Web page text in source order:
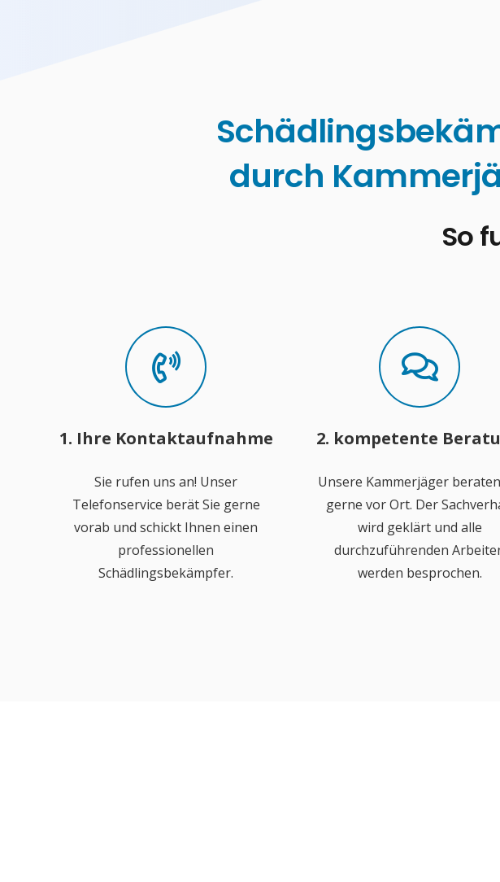
durch
So
1. Ihre Kontaktaufnahme
Sie rufen uns an! Unser
Telefonservice berät Sie gerne
vorab und schickt Ihnen einen
professionellen
Schädlingsbekämpfer.
2. kompetente
Unsere Kammerjäger
gerne vor Ort. Der
wird geklärt und alle
durchzuführenden
werden besprochen.